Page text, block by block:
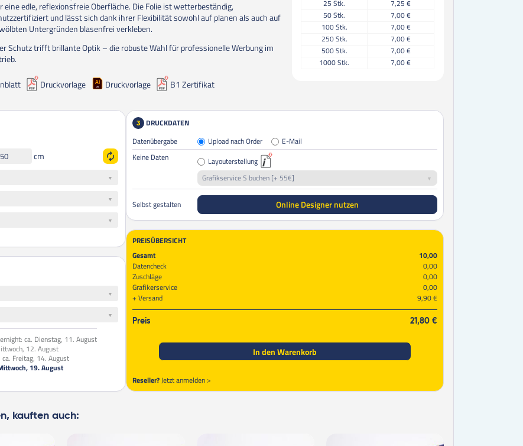
eine edle, reflexionsfreie Oberfläche. Die Folie ist wetterbeständig,
und lässt sich dank ihrer Flexibilität sowohl auf planen als auch auf
Untergründen blasenfrei verkleben.
Schutz trifft brillante Optik – die robuste Wahl für professionelle Werbung im
25 Stk.
7,25 €
50Stk.
7,00 €
100Stk.
7,00 €
250Stk.
7,00 €
500Stk.
7,00 €
1000Stk. 7,00 €
Druckvorlage Druckvorlage B1 Zertifikat
cm
ca. Dienstag, 11. August
12. August
ca. Freitag, 14. August
19. August
3
DRUCKDATEN
Datenübergabe
Upload nach Order
E-Mail
Keine Daten
Layouterstellung
Grafikservice S buchen [+ 55€]
Selbst gestalten Online Designer nutzen
PREISÜBERSICHT
Gesamt
10,00
Datencheck
0,00
Zuschläge
0,00
Grafikerservice
0,00
Versand
9,90 €
Preis 21,80 €
In den Warenkorb
Reseller?Jetzt anmelden >
kauften auch: